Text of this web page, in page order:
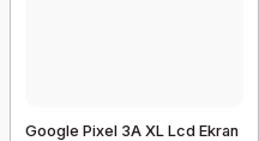
Google Pixel 3A XL Lcd Ekran